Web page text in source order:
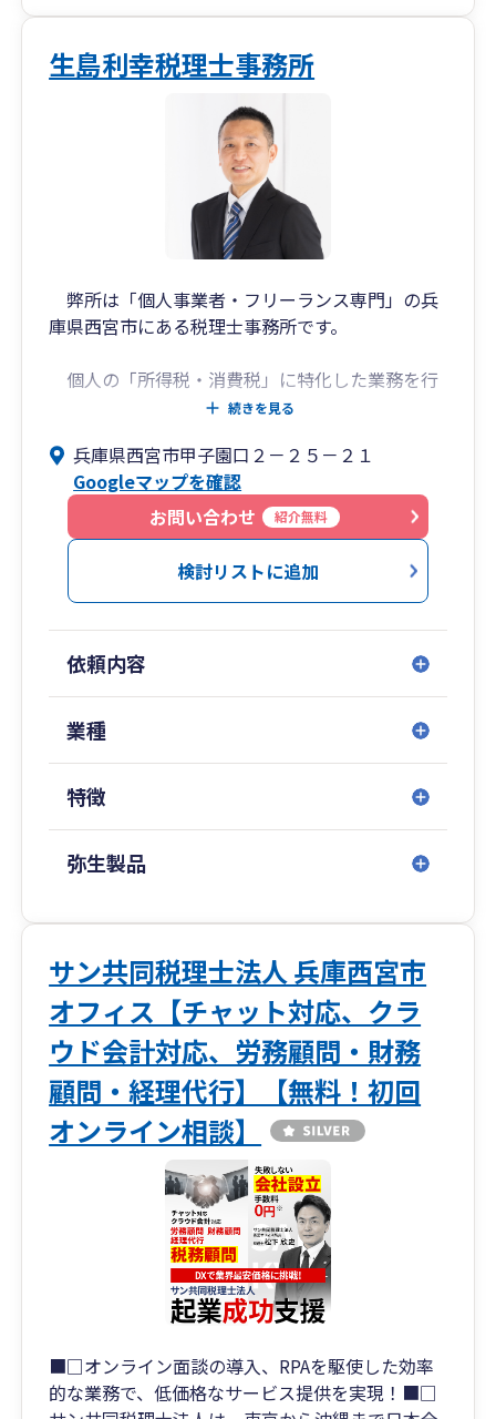
生島利幸税理士事務所
弊所は「個人事業者・フリーランス専門」の兵
庫県西宮市にある税理士事務所です。
個人の「所得税・消費税」に特化した業務を行
お気軽にお問い合わせください。
続きを見る
兵庫県西宮市甲子園口２－２５－２１
Googleマップを確認
お問い合わせ
紹介無料
検討リストに追加
依頼内容
業種
特徴
弥生製品
サン共同税理士法人 兵庫西宮市
オフィス【チャット対応、クラ
ウド会計対応、労務顧問・財務
顧問・経理代行】【無料！初回
オンライン相談】
■□オンライン面談の導入、RPAを駆使した効率
的な業務で、低価格なサービス提供を実現！■□